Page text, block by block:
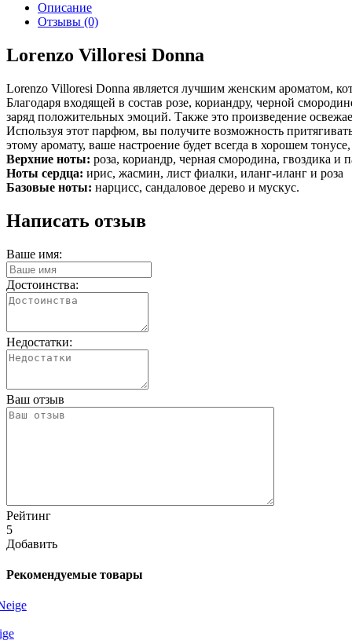
Описание
Отзывы (0)
Lorenzo Villoresi Donna
Lorenzo Villoresi Donna является лучшим женским ароматом,
Благодаря входящей в состав розе, кориандру, черной
заряд положительных эмоций. Также это произведение
Используя этот парфюм, вы получите возможность
этому аромату, ваше настроение будет всегда в хорошем
Верхние ноты: роза, кориандр, черная смородина, гвоздика и
Ноты сердца: ирис, жасмин, лист фиалки, иланг-иланг и роза
Базовые ноты: нарцисс, сандаловое дерево и мускус.
Написать отзыв
Ваше имя:
Достоинства:
Недостатки:
Ваш отзыв
Рейтинг
5
Добавить
Рекомендуемые товары